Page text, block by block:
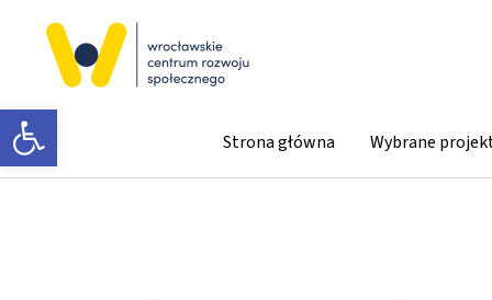
Otwórz pasek narzędzi Strona główna Wybrane